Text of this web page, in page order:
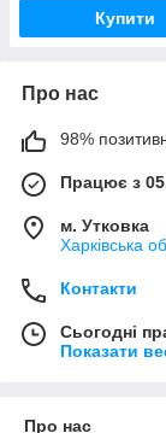
Купити
Про нас
98%
Працює з
м. Утковка
Харківська
Контакти
Сьогодні
Показати
Про нас